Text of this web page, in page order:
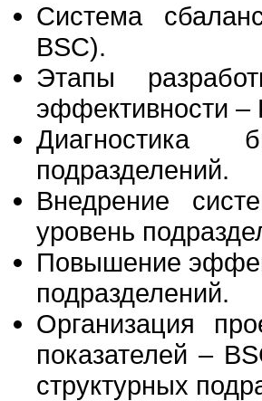
Система
BSC).
Этапы
эффективности –
Диагностика
подразделений.
Внедрение
уровень
Повышение
подразделений.
Организация
показателей –
структурных